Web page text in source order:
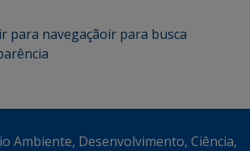
ir para navegaçãoir para busca
Ambiente, Desenvolvimento, Ciência,